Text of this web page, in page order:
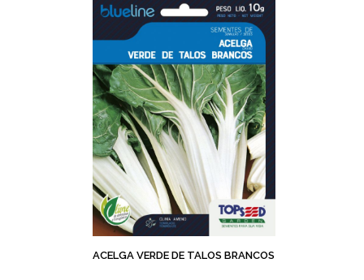
ACELGA VERDE DE TALOS BRANCOS